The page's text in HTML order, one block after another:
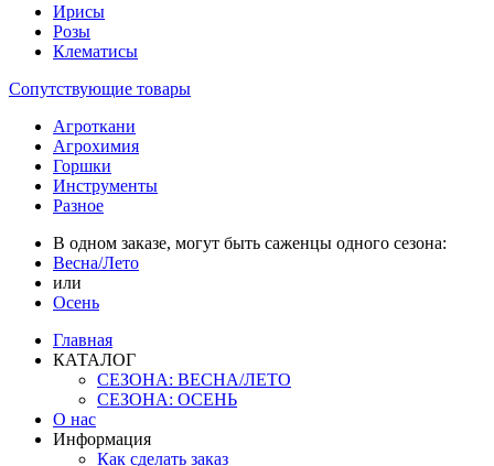
Ирисы
Розы
Клематисы
Сопутствующие товары
Агроткани
Агрохимия
Горшки
Инструменты
Разное
В одном заказе, могут быть саженцы одного сезона:
Весна/Лето
или
Осень
Главная
КАТАЛОГ
СЕЗОНА: ВЕСНА/ЛЕТО
СЕЗОНА: ОСЕНЬ
О нас
Информация
Как сделать заказ